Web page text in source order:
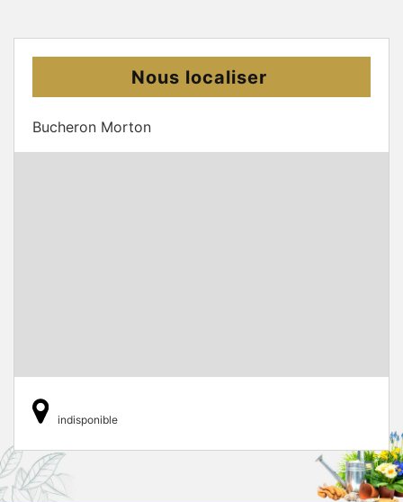
Nous localiser
Bucheron Morton
indisponible